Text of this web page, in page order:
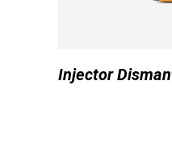
Injector